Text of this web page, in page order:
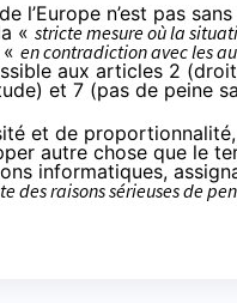
l’Europe n’est pas
« stricte mesure où la
en contradiction avec les
aux articles 2
et 7 (pas de peine
et de
autre chose que le
informatiques,
raisons sérieuses de